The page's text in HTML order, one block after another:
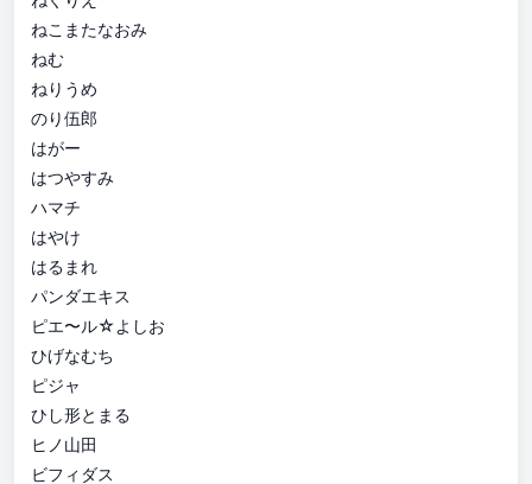
ねこまたなおみ
ねむ
ねりうめ
のり伍郎
はがー
はつやすみ
ハマチ
はやけ
はるまれ
パンダエキス
ピエ〜ル☆よしお
ひげなむち
ピジャ
ひし形とまる
ヒノ山田
ビフィダス